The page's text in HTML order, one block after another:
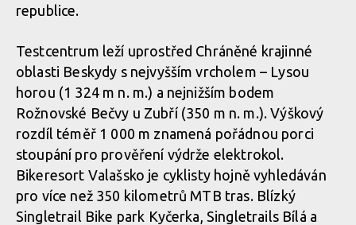
republice.
Testcentrum leží uprostřed Chráněné krajinné
oblasti Beskydy s nejvyšším vrcholem – Lysou
horou (1 324 m n. m.) a nejnižším bodem
Rožnovské Bečvy u Zubří (350 m n. m.). Výškový
rozdíl téměř 1 000 m znamená pořádnou porci
stoupání pro prověření výdrže elektrokol.
Bikeresort Valašsko je cyklisty hojně vyhledáván
pro více než 350 kilometrů MTB tras. Blízký
Singletrail Bike park Kyčerka, Singletrails Bílá a